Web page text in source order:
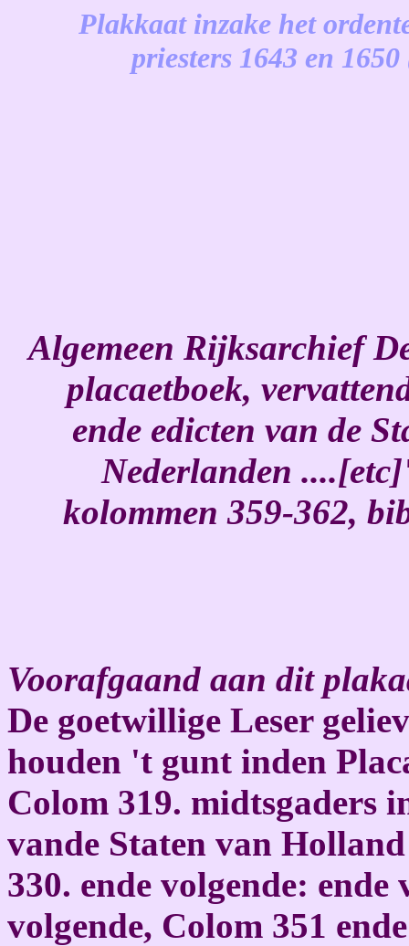
Plakkaat inzake het
priesters 1643 en 1650
Algemeen Rijksarchief
placaetboek,
ende edicten van de
Nederlanden
kolommen 359-362,
Voorafgaand aan dit
De goetwillige Leser
houden 't gunt inden
Colom 319. midtsgaders
vande Staten van
330. ende volgende:
volgende, Colom 351